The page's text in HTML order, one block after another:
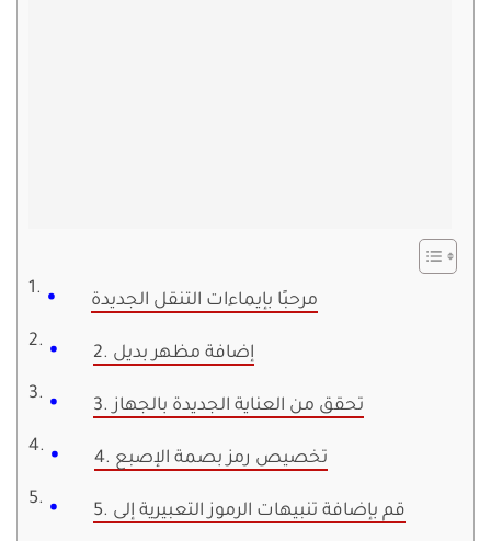
مرحبًا بإيماءات التنقل الجديدة
2. إضافة مظهر بديل
3. تحقق من العناية الجديدة بالجهاز
4. تخصيص رمز بصمة الإصبع
5. قم بإضافة تنبيهات الرموز التعبيرية إلى